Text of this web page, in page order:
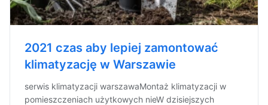
2021 czas aby lepiej zamontować
klimatyzację w Warszawie
serwis klimatyzacji warszawaMontaż klimatyzacji w
pomieszczeniach użytkowych nieW dzisiejszych